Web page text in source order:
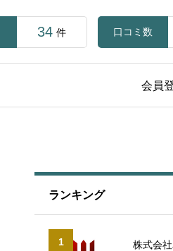
34 件 口コミ数
会員
ランキング
1
株式会